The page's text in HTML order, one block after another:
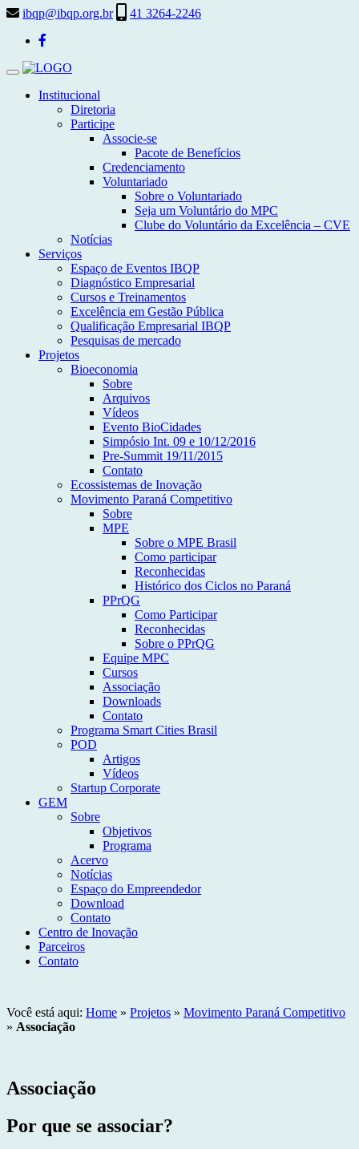
ibqp@ibqp.org.br 41 3264-2246
Toggle
navigationInstitucional
Diretoria
Participe
Associe-se
Pacote de Benefícios
Credenciamento
Voluntariado
Sobre o Voluntariado
Seja um Voluntário do MPC
Clube do Voluntário da Excelência – CVE
Notícias
Serviços
Espaço de Eventos IBQP
Diagnóstico Empresarial
Cursos e Treinamentos
Excelência em Gestão Pública
Qualificação Empresarial IBQP
Pesquisas de mercado
Projetos
Bioeconomia
Sobre
Arquivos
Vídeos
Evento BioCidades
Simpósio Int. 09 e 10/12/2016
Pre-Summit 19/11/2015
Contato
Ecossistemas de Inovação
Movimento Paraná Competitivo
Sobre
MPE
Sobre o MPE Brasil
Como participar
Reconhecidas
Histórico dos Ciclos no Paraná
PPrQG
Como Participar
Reconhecidas
Sobre o PPrQG
Equipe MPC
Cursos
Associação
Downloads
Contato
Programa Smart Cities Brasil
POD
Artigos
Vídeos
Startup Corporate
GEM
Sobre
Objetivos
Programa
Acervo
Notícias
Espaço do Empreendedor
Download
Contato
Centro de Inovação
Parceiros
Contato
Você está aqui: Home » Projetos » Movimento Paraná Competitivo
» Associação
Associação
Por que se associar?